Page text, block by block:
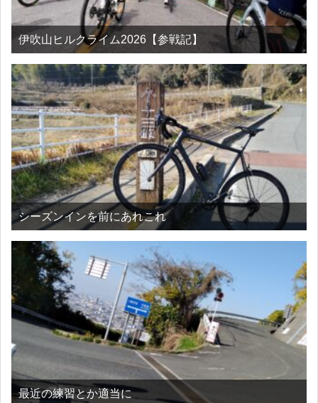
伊吹山ヒルクライム2026【参戦記】
シーズンインを前にあれこれ
最近の練習とか適当に